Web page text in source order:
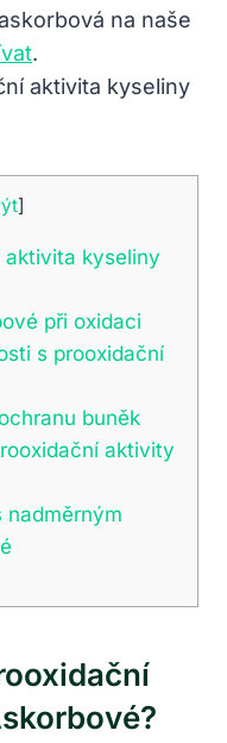
na naše
.
]
aktivita kyseliny
při oxidaci
s prooxidační
buněk
aktivity
nadměrným